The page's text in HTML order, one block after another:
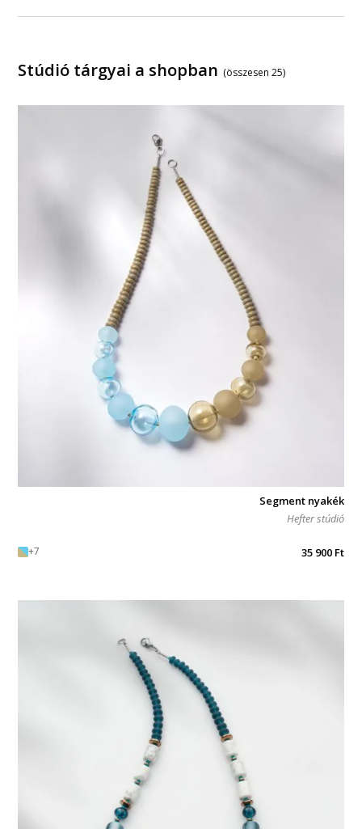
Stúdió tárgyai a shopban (összesen 25)
Hefter stúdió
Segment nyakék
35 900 Ft
+7